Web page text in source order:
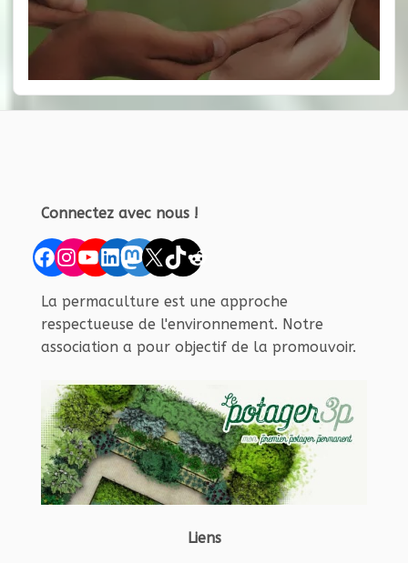
Connectez avec nous !
Facebook
Instagram
YouTube
LinkedIn
Mastodon
X TikTok
Reddit
La permaculture est une approche
respectueuse de l'environnement. Notre
association a pour objectif de la promouvoir.
Liens